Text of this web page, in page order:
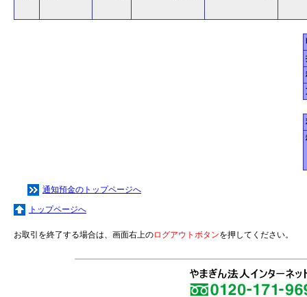
通知預金のトップページへ
トップページへ
お取引を終了する場合は、画面右上のログアウトボタンを押してください。